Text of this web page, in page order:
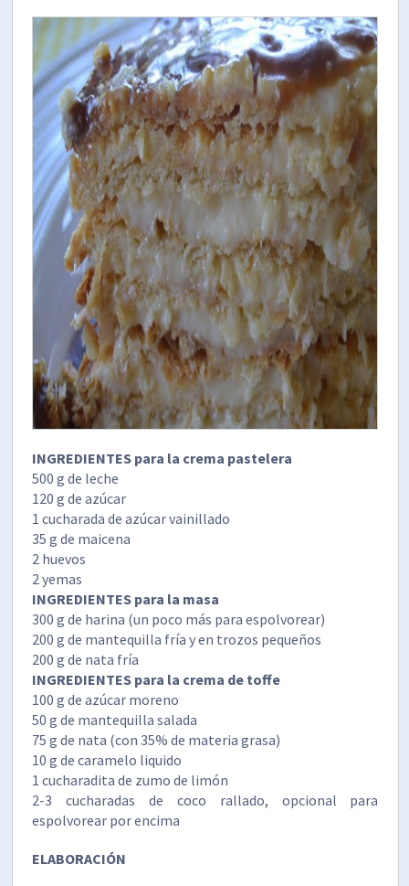
INGREDIENTES para la crema pastelera
500 g de leche
120 g de azúcar
1 cucharada de azúcar vainillado
35 g de maicena
2 huevos
2 yemas
INGREDIENTES para la masa
300 g de harina (un poco más para espolvorear)
200 g de mantequilla fría y en trozos pequeños
200 g de nata fría
INGREDIENTES para la crema de toffe
100 g de azúcar moreno
50 g de mantequilla salada
75 g de nata (con 35% de materia grasa)
10 g de caramelo liquido
1 cucharadita de zumo de limón
2-3 cucharadas de coco rallado, opcional para
espolvorear por encima
ELABORACIÓN